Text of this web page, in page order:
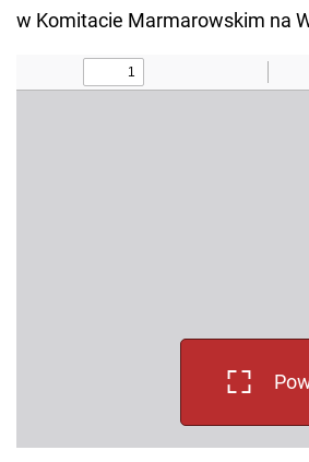
w Komitacie Marmarowskim na